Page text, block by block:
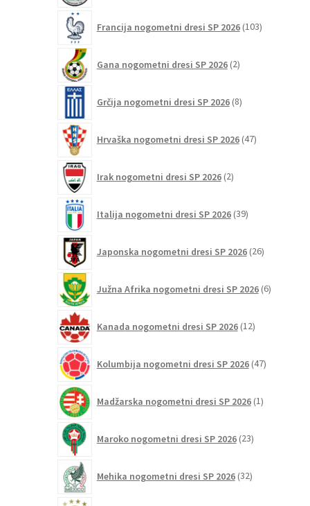
Francija nogometni dresi SP 2026 103izdelki
Gana nogometni dresi SP 2026 2izdelka
Grčija nogometni dresi SP 2026 8izdelkov
Hrvaška nogometni dresi SP 2026 47izdelkov
Irak nogometni dresi SP 2026 2izdelka
Italija nogometni dresi SP 2026 39izdelkov
Japonska nogometni dresi SP 2026 26izdelkov
Južna Afrika nogometni dresi SP 2026 6izdelkov
Kanada nogometni dresi SP 2026 12izdelkov
Kolumbija nogometni dresi SP 2026 47izdelkov
Madžarska nogometni dresi SP 2026 1izdelek
Maroko nogometni dresi SP 2026 23izdelkov
Mehika nogometni dresi SP 2026 32izdelkov